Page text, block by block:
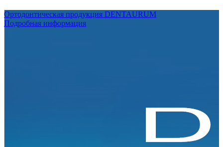
Ортодонтическая продукция DENTAURUM
Подробная информация